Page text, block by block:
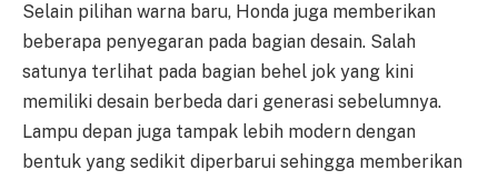
Selain pilihan warna baru, Honda juga memberikan
beberapa penyegaran pada bagian desain. Salah
satunya terlihat pada bagian behel jok yang kini
memiliki desain berbeda dari generasi sebelumnya.
Lampu depan juga tampak lebih modern dengan
bentuk yang sedikit diperbarui sehingga memberikan